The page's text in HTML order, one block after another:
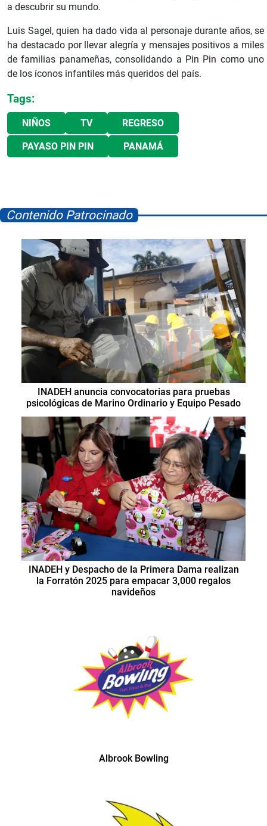
a descubrir su mundo.
Luis Sagel, quien ha dado vida al personaje durante años, se
ha destacado por llevar alegría y mensajes positivos a miles
de familias panameñas, consolidando a Pin Pin como uno
de los íconos infantiles más queridos del país.
Tags:
NIÑOS TV REGRESO
PAYASO PIN PIN PANAMÁ
Contenido Patrocinado
INADEH anuncia convocatorias para pruebas
psicológicas de Marino Ordinario y Equipo Pesado
INADEH y Despacho de la Primera Dama realizan
la Forratón 2025 para empacar 3,000 regalos
navideños
Albrook Bowling